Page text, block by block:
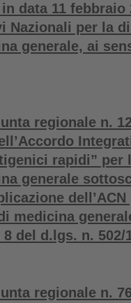
data 11 febbraio
Nazionali per la
generale, ai
regionale n.
rapidi”
generale
medicina
del d.lgs. n. 502/
regionale n.